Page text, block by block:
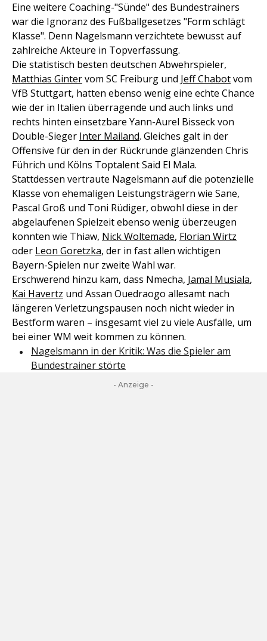
Eine weitere Coaching-"Sünde" des Bundestrainers
war die Ignoranz des Fußballgesetzes "Form schlägt
Klasse". Denn Nagelsmann verzichtete bewusst auf
zahlreiche Akteure in Topverfassung.
Die statistisch besten deutschen Abwehrspieler,
Matthias Gintervom SC Freiburg und Jeff Chabotvom
VfB Stuttgart, hatten ebenso wenig eine echte Chance
wie der in Italien überragende und auch links und
rechts hinten einsetzbare Yann-Aurel Bisseck von
Double-Sieger Inter Mailand. Gleiches galt in der
Offensive für den in der Rückrunde glänzenden Chris
Führich und Kölns Toptalent Said El Mala.
Stattdessen vertraute Nagelsmann auf die potenzielle
Klasse von ehemaligen Leistungsträgern wie Sane,
Pascal Groß und Toni Rüdiger, obwohl diese in der
abgelaufenen Spielzeit ebenso wenig überzeugen
konnten wie Thiaw, Nick Woltemade, Florian Wirtz
oder Leon Goretzka, der in fast allen wichtigen
Bayern-Spielen nur zweite Wahl war.
Erschwerend hinzu kam, dass Nmecha, Jamal Musiala,
Kai Havertz und Assan Ouedraogo allesamt nach
längeren Verletzungspausen noch nicht wieder in
Bestform waren – insgesamt viel zu viele Ausfälle, um
bei einer WM weit kommen zu können.
Nagelsmann in der Kritik: Was die Spieler am
Bundestrainer störte
- Anzeige -